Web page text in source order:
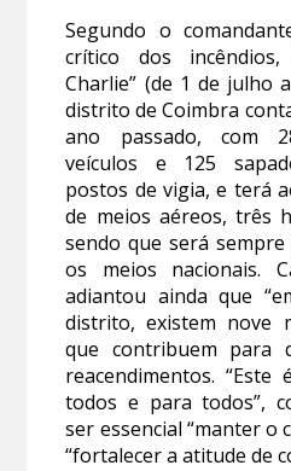
Segundo o
crítico dos incêndios,
Charlie” (de 1 de julho
distrito de Coimbra
ano passado, com
veículos e 125
postos de vigia, e terá
de meios aéreos, três
sendo que será
os meios nacionais.
adiantou ainda que
distrito, existem nove
que contribuem para
reacendimentos.
todos e para todos”,
ser essencial “manter o
“fortalecer a atitude de